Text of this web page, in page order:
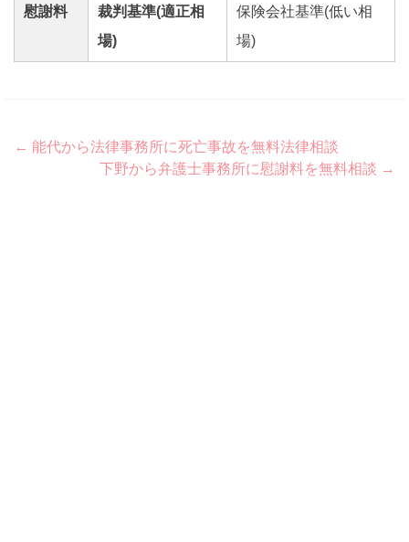
慰謝料
裁判基準(適正相
場)
保険会社基準(低い相
場)
Post
navigation
← 能代から法律事務所に死亡事故を無料法律相談
下野から弁護士事務所に慰謝料を無料相談 →